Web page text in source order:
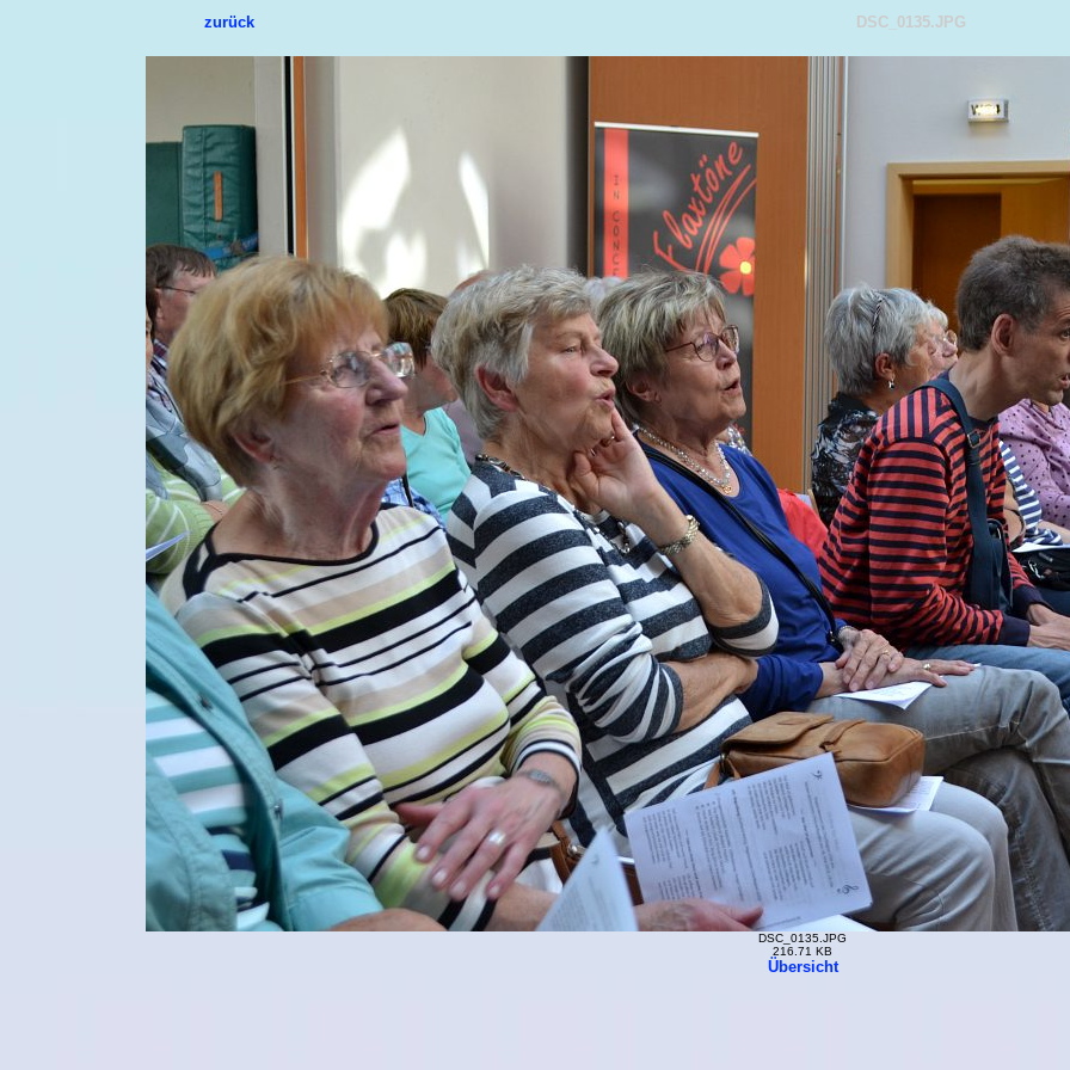
zurück DSC_0135.JPG
DSC_0135.JPG
216.71 KB
Übersicht